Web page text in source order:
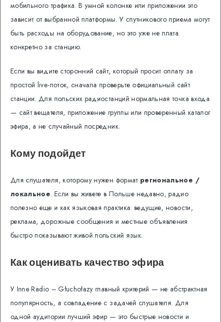
мобильного трафика. В умной колонке или приложении это
зависит от выбранной платформы. У спутникового приема могут
быть расходы на оборудование, но это уже не плата
конкретно за станцию.
Если вы видите сторонний сайт, который просит оплату за
простой live-поток, сначала проверьте официальный сайт
станции. Для польских радиостанций нормальная точка входа
— сайт вещателя, приложение группы или проверенный каталог
эфира, а не случайный посредник.
Кому подойдет
Для слушателя, которому нужен формат региональное /
локальное. Если вы живете в Польше недавно, радио
полезно еще и как языковая практика: ведущие, новости,
реклама, дорожные сообщения и местные объявления
быстро показывают живой польский язык.
Как оценивать качество эфира
У Inne Radio – Głuchołazy главный критерий — не абстрактная
популярность, а совпадение с задачей слушателя. Для
одной аудитории лучший эфир — это быстрые новости и